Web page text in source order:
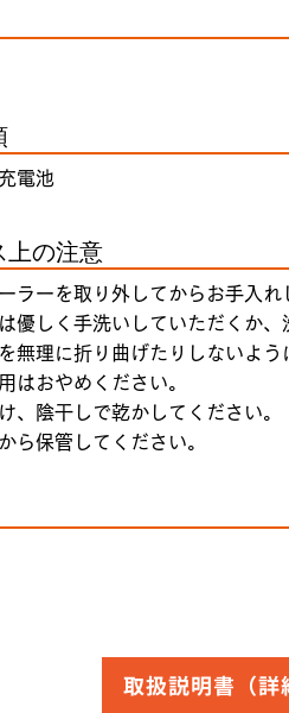
電池
上の注意
ラーを取り外してからお手入
優しく手洗いしていただくか
無理に折り曲げたりしないよ
はおやめください。
、陰干しで乾かしてください。
ら保管してください。
取扱説明書（